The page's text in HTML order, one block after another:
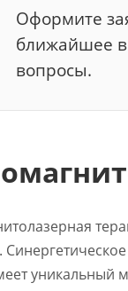
Оформите
ближайшее
вопросы.
уникальный